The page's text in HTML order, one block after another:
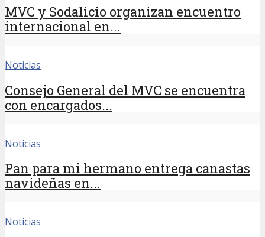
MVC y Sodalicio organizan encuentro
internacional en...
Noticias
Consejo General del MVC se encuentra
con encargados...
Noticias
Pan para mi hermano entrega canastas
navideñas en...
Noticias